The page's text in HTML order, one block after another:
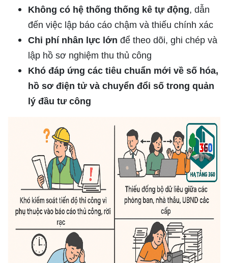
Không có hệ thống thống kê tự động, dẫn
đến việc lập báo cáo chậm và thiếu chính xác
Chi phí nhân lực lớn để theo dõi, ghi chép và
lập hồ sơ nghiệm thu thủ công
Khó đáp ứng các tiêu chuẩn mới về số hóa,
hồ sơ điện tử và chuyển đổi số trong quản
lý đầu tư công